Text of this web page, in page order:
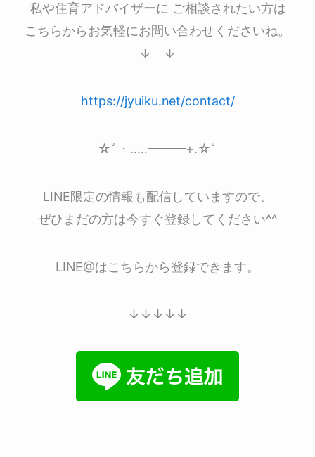
私や住育アドバイザーに ご相談されたい方は
こちらからお気軽にお問い合わせくださいね。
↓ ↓
https://jyuiku.net/contact/
☆ﾟ・‥…━━━+.☆ﾟ
LINE限定の情報も配信していますので、
ぜひまだの方は今すぐ登録してください^^
LINE@はこちらから登録できます。
↓↓↓↓↓